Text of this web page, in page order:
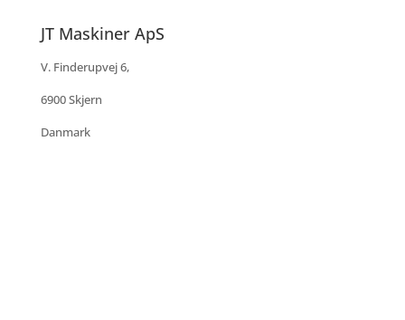
JT Maskiner ApS
V. Finderupvej 6,
6900 Skjern
Danmark